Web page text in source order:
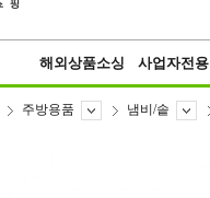
해외상품소싱 사업자전용
주방용품 냄비/솥